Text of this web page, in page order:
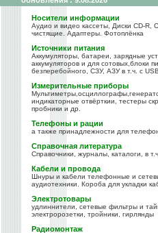
Носители информации
Аудио и видео кассеты, Диски CD-R,
чистящие. Адаптеры. Фотоплёнка
Источники питания
Аккумуляторы, батареи, зарядные
аккумуляторов и для сотовых,блоки
безперебойного, СЗУ, АЗУ в т.ч. с USB
Измерительные приборы
индикаторные отвёрткии, тестеры
пробники и др.
Телефоны и рации
а также принадлежности для
Справочная литература
Справочники, журналы, каталоги, в
Кабели и провода
Шнуры и кабели телефонные и
аудиотехники. Короба для укладки
Электротовары
удлиннители, сетевые фильтры и
электророзетки, тройники, гирлянды
Радиомонтаж